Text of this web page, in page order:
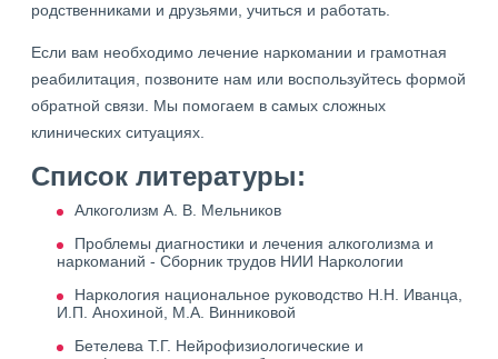
родственниками и друзьями, учиться и работать.
Если вам необходимо лечение наркомании и грамотная
реабилитация, позвоните нам или воспользуйтесь формой
обратной связи. Мы помогаем в самых сложных
клинических ситуациях.
Список литературы:
Алкоголизм А. В. Мельников
Проблемы диагностики и лечения алкоголизма и
наркоманий - Сборник трудов НИИ Наркологии
Наркология национальное руководство Н.Н. Иванца,
И.П. Анохиной, М.А. Винниковой
Бетелева Т.Г. Нейрофизиологические и